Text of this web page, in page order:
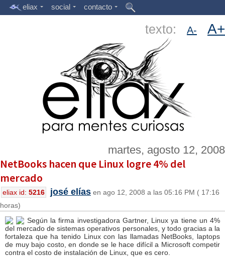
eliax social contacto
texto: A- A+
martes, agosto 12, 2008
NetBooks hacen que Linux logre 4% del
mercado
eliax id: 5216 josé elías en ago 12, 2008 a las 05:16 PM ( 17:16
horas)
Según la firma investigadora Gartner, Linux ya tiene un 4%
del mercado de sistemas operativos personales, y todo gracias a la
fortaleza que ha tenido Linux con las llamadas NetBooks, laptops
de muy bajo costo, en donde se le hace difícil a Microsoft competir
contra el costo de instalación de Linux, que es cero.